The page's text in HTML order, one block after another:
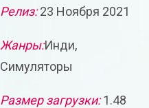
Релиз:23 Ноября 2021
Жанры:Инди,
Симуляторы
Размер загрузки:1.48